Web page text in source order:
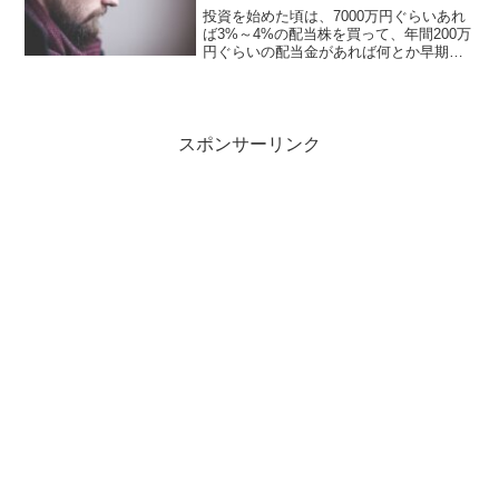
投資を始めた頃は、7000万円ぐらいあれ
ば3%～4%の配当株を買って、年間200万
円ぐらいの配当金があれば何とか早期リ
スポンサーリンク